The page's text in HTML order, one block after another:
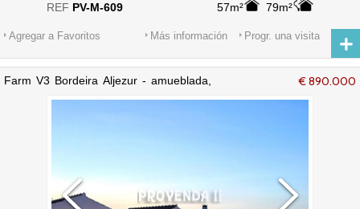
57m² 79m²
REF PV-M-609
Agregar a Favoritos Progr. una visita
Más información
€ 890.000
Farm V3 Bordeira Aljezur - amueblada,